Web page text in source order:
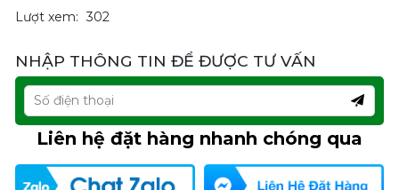
Lượt xem: 302
NHẬP THÔNG TIN ĐỂ ĐƯỢC TƯ VẤN
Liên hệ đặt hàng nhanh chóng qua